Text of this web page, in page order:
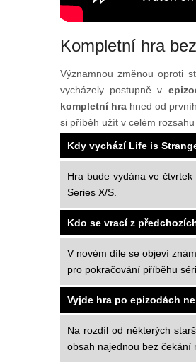
Kompletní hra
Významnou změnou oproti
vycházely postupně v
kompletní hrahned od
si příběh užít v celém
Kdy vychází Life is
Hra bude vydána ve
Series X/S.
Kdo se vrací z
V novém díle se objeví
pro pokračování příběhu
Vyjde hra po epizodách
Na rozdíl od některých
obsah najednou bez čekání